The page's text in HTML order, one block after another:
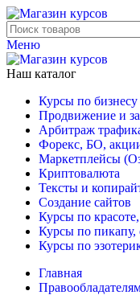
Меню
Наш каталог
Курсы по бизнесу
Продвижение и
Арбитраж
Форекс, БО,
Маркетплейсы
Криптовалюта
Тексты и
Создание сайтов
Курсы по
Курсы по пикапу,
Курсы по
Главная